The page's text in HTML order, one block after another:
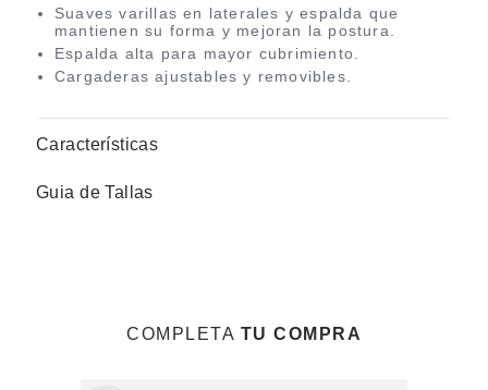
Suaves varillas en laterales y espalda que
mantienen su forma y mejoran la postura.
Espalda alta para mayor cubrimiento.
Cargaderas ajustables y removibles.
Características
Guia de Tallas
COMPLETA TU COMPRA